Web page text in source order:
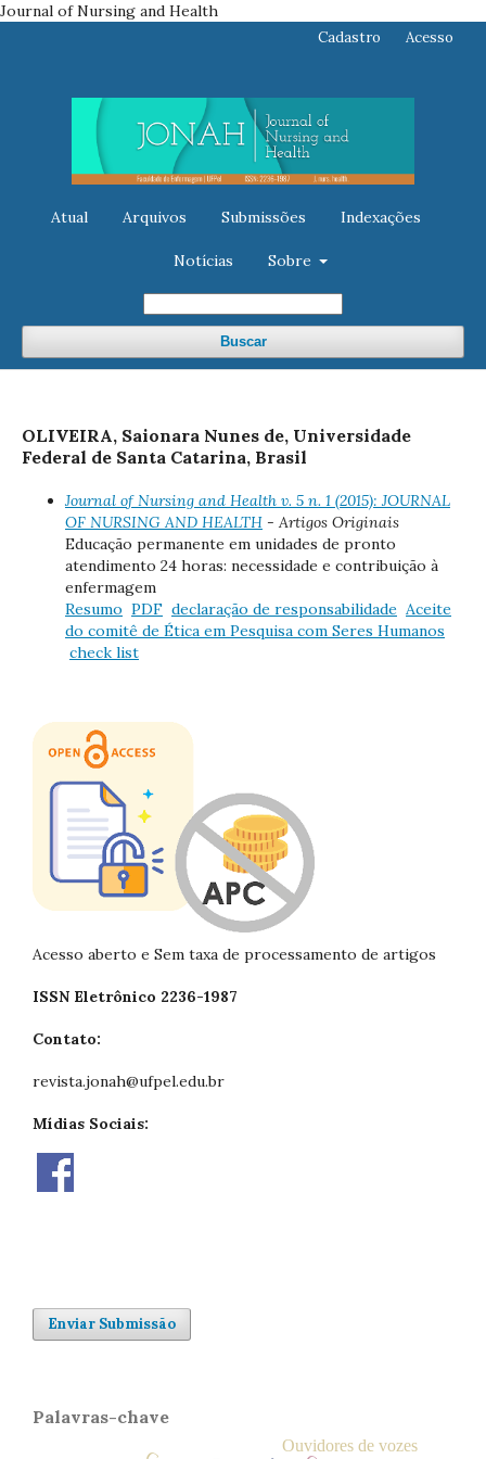
Journal of Nursing and Health
Atual Arquivos Submissões Indexações
Notícias Sobre
Buscar
Cadastro Acesso
OLIVEIRA, Saionara Nunes de, Universidade
Federal de Santa Catarina, Brasil
Journal of Nursing and Health v. 5 n. 1 (2015): JOURNAL
OF NURSING AND HEALTH - Artigos Originais
Educação permanente em unidades de pronto
atendimento 24 horas: necessidade e contribuição à
enfermagem
Resumo PDF declaração de responsabilidade Aceite
do comitê de Ética em Pesquisa com Seres Humanos
check list
Acesso aberto e Sem taxa de processamento de artigos
ISSN Eletrônico 2236-1987
Contato:
revista.jonah@ufpel.edu.br
Mídias Sociais:
Enviar Submissão
Palavras-chave
Ouvidores de vozes